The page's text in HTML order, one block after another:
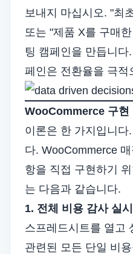
보내지 마십시오. "최
또는 "제품 X를 구매
팅 캠페인을 만듭니
페인은 전환율을 극적
WooCommerce 구현
이론은 한 가지입니다
다. WooCommerce
항을 직접 구현하기
는 다음과 같습니다.
1. 전체 비용 감사 실
스프레드시트를 열고
관련된 모든 단일 비